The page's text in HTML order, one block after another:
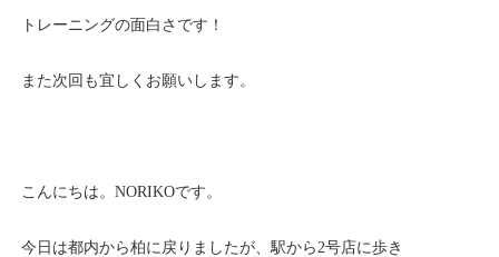
トレーニングの面白さです！
また次回も宜しくお願いします。
こんにちは。NORIKOです。
今日は都内から柏に戻りましたが、駅から2号店に歩き